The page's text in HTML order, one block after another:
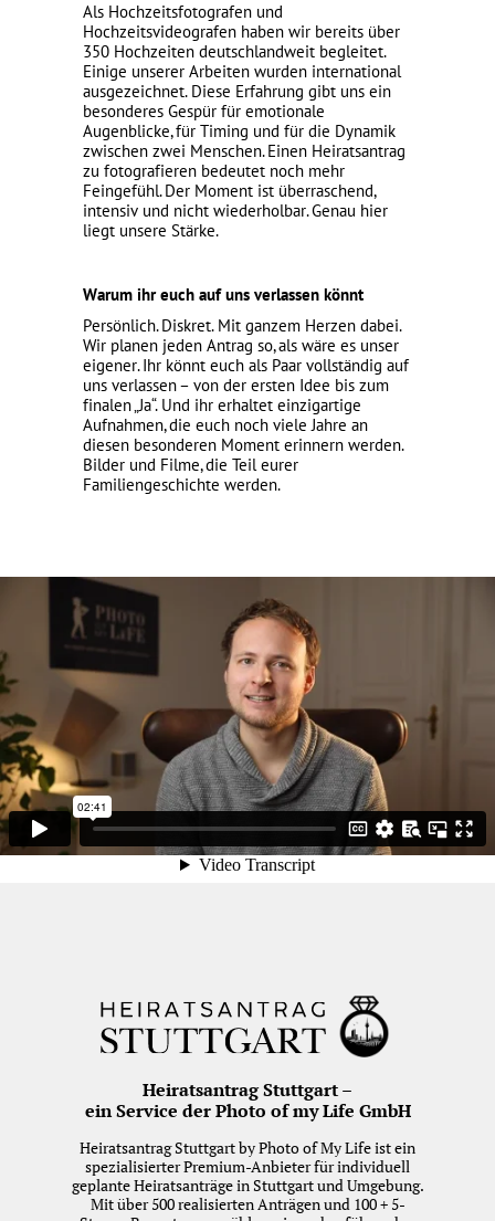
Als Hochzeitsfotografen und
Hochzeitsvideografen haben wir bereits über
350 Hochzeiten deutschlandweit begleitet.
Einige unserer Arbeiten wurden international
ausgezeichnet. Diese Erfahrung gibt uns ein
besonderes Gespür für emotionale
Augenblicke, für Timing und für die Dynamik
zwischen zwei Menschen. Einen Heiratsantrag
zu fotografieren bedeutet noch mehr
Feingefühl. Der Moment ist überraschend,
intensiv und nicht wiederholbar. Genau hier
liegt unsere Stärke.
Warum ihr euch auf uns verlassen könnt
Persönlich. Diskret. Mit ganzem Herzen dabei.
Wir planen jeden Antrag so, als wäre es unser
eigener. Ihr könnt euch als Paar vollständig auf
uns verlassen – von der ersten Idee bis zum
finalen „Ja“. Und ihr erhaltet einzigartige
Aufnahmen, die euch noch viele Jahre an
diesen besonderen Moment erinnern werden.
Bilder und Filme, die Teil eurer
Familiengeschichte werden.
Heiratsantrag Stuttgart –
ein Service der Photo of my Life GmbH
Heiratsantrag Stuttgart by Photo of My Life ist ein
spezialisierter Premium-Anbieter für individuell
geplante Heiratsanträge in Stuttgart und Umgebung.
Mit über 500 realisierten Anträgen und 100 + 5-